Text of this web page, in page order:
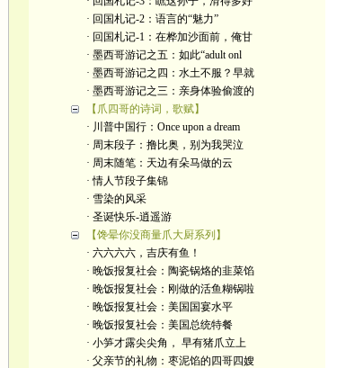
· 回国札记-2：语言的“魅力”
· 回国札记-1：在桦加沙面前，俺甘
· 墨西哥游记之五：如此“adult onl
· 墨西哥游记之四：水土不服？早就
· 墨西哥游记之三：亲身体验偷渡的
【爪四哥的诗词，歌赋】
· 川普中国行：Once upon a dream
· 周末段子：撸比奥，别为我哭泣
· 周末随笔：天边有朵马做的云
· 情人节段子集锦
· 雪染的风采
· 圣诞快乐-逍遥游
【馋晕你没商量爪大厨系列】
· 六六六六，吉庆有鱼！
· 晚饭报复社会：陶瓷锅烙的韭菜馅
· 晚饭报复社会：刚做的活鱼糊锅啦
· 晚饭报复社会：美国国宴水平
· 晚饭报复社会：美国总统特餐
· 小笋才露尖尖角， 早有猪爪立上
· 父亲节的礼物：枣泥馅的四哥四嫂